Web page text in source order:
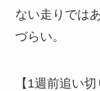
ない走りでは
づらい。
【1週前追い